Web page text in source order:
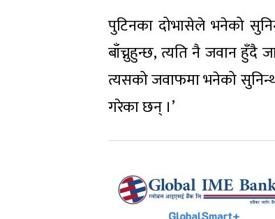
पुटिनका दोभासेले भनेको
बाँच्नुहुन्छ, त्यति नै जवान हुँदै
त्यसको जवाफमा भनेको
गरेका छन् ।’